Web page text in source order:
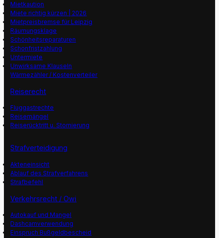
Mietkaution
Miete richtig kürzen | 2026
Mietpreisbremse für Leipzig
Räumungsklage
Schönheitsreparaturen
Schonfristzahlung
Untermiete
Unwirksame Klauseln
Wärmezähler / Kostenverteiler
Reiserecht
Fluggastrechte
Reisemängel
Reiserücktritt u. Stornierung
Strafverteidigung
Akteneinsicht
Ablauf des Strafverfahrens
Strafbefehl
Verkehrsrecht / Owi
Autokauf und Mangel
Dashcamverwendung
Einspruch Bußgeldbescheid